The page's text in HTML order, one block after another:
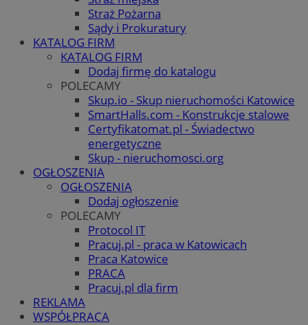
Straż Pożarna
Sądy i Prokuratury
KATALOG FIRM
KATALOG FIRM
Dodaj firmę do katalogu
POLECAMY
Skup.io - Skup nieruchomości Katowice
SmartHalls.com - Konstrukcje stalowe
Certyfikatomat.pl - Świadectwo
energetyczne
Skup - nieruchomosci.org
OGŁOSZENIA
OGŁOSZENIA
Dodaj ogłoszenie
POLECAMY
Protocol IT
Pracuj.pl - praca w Katowicach
Praca Katowice
PRACA
Pracuj.pl dla firm
REKLAMA
WSPÓŁPRACA